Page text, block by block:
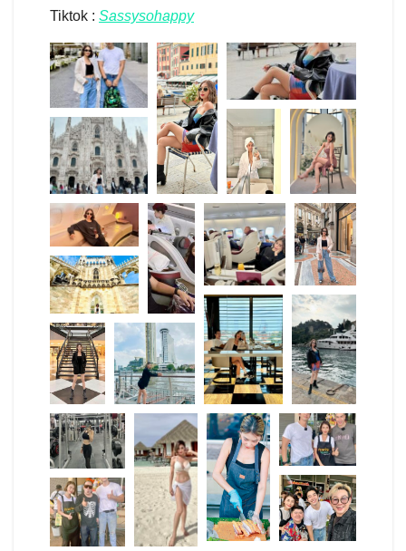
Tiktok : Sassysohappy